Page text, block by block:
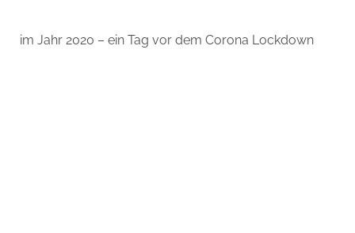
im Jahr 2020 – ein Tag vor dem Corona Lockdown